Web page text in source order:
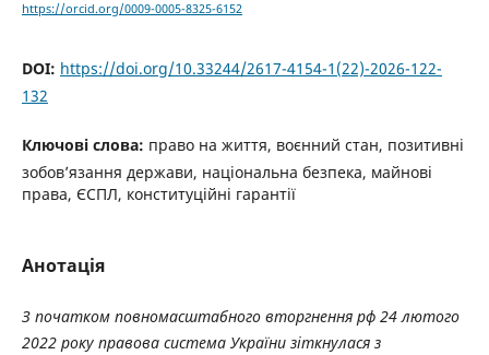
https://orcid.org/0009-0005-8325-6152
DOI: https://doi.org/10.33244/2617-4154-1(22)-2026-122-
132
Ключові слова: право на життя, воєнний стан, позитивні
зобов’язання держави, національна безпека, майнові
права, ЄСПЛ, конституційні гарантії
Анотація
З початком повномасштабного вторгнення рф 24 лютого
2022 року правова системаУкраїни зіткнулася з